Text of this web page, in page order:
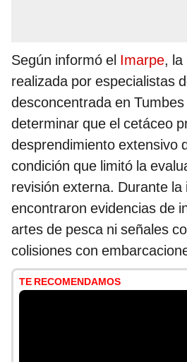
Según informó el Imarpe, la
realizada por especialistas
desconcentrada en
determinar que el cetáceo
desprendimiento extensivo
condición que limitó la
revisión externa. Durante la
encontraron evidencias de
artes de pesca ni señales
colisiones con
TE RECOMENDAMOS